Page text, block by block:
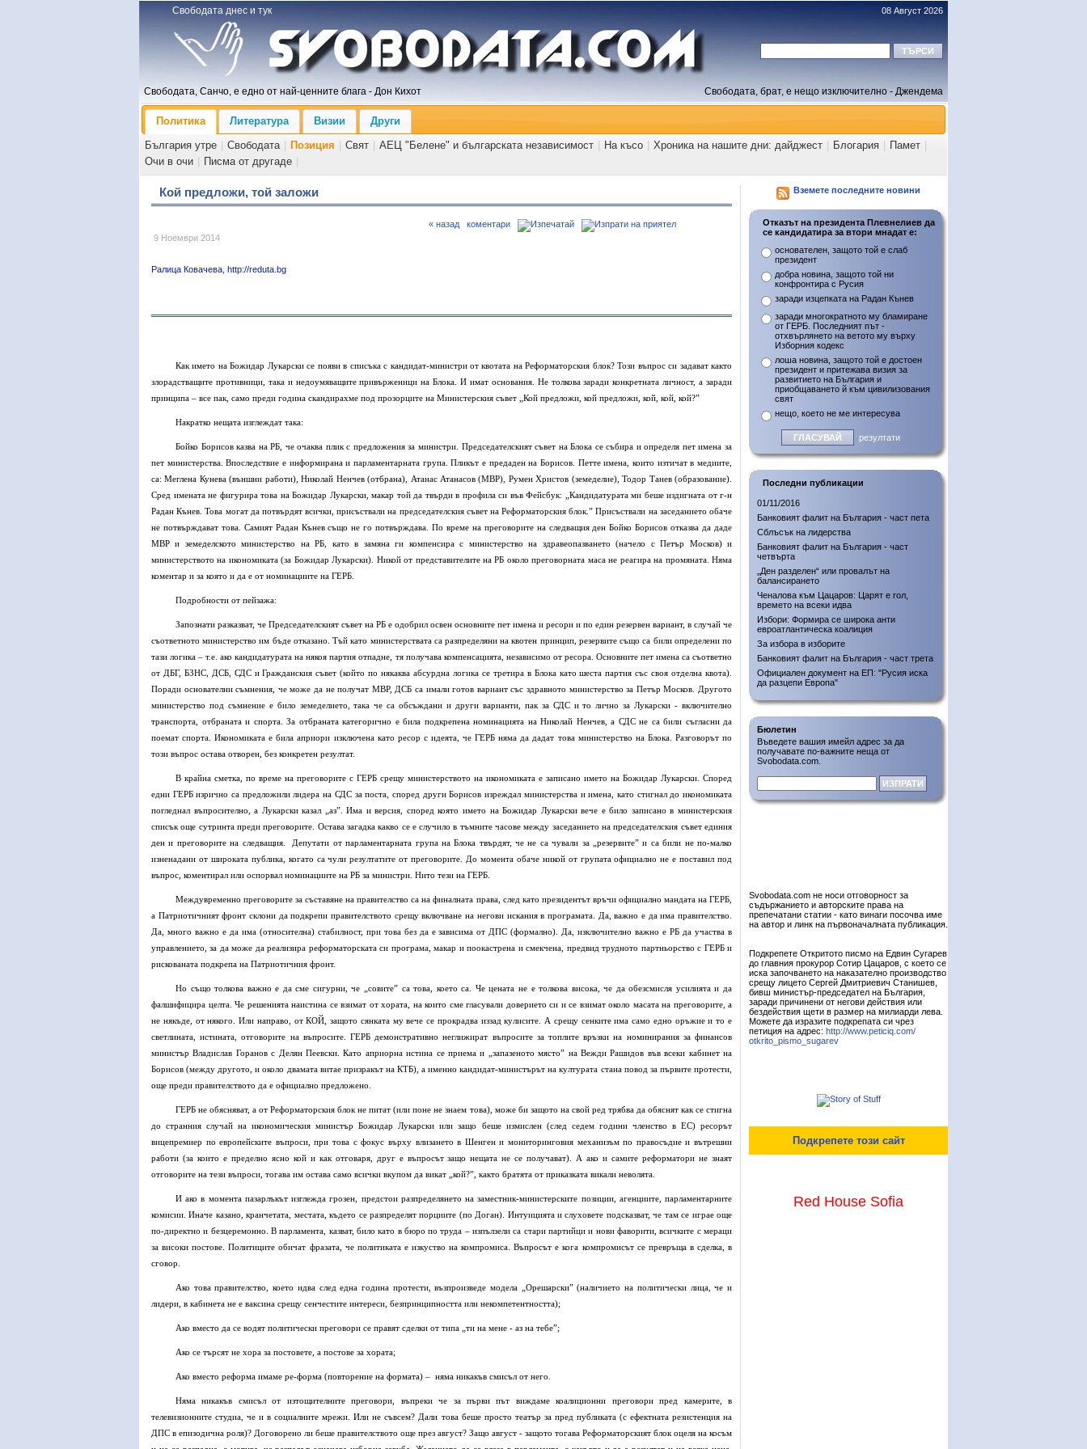
Свободата днес и тук 08 Август 2026
Свободата, Санчо, е едно от най-ценните блага - Дон Кихот Свободата, брат, е нещо изключително - Джендема
Политика Литература Визии
Други
България утре
Свободата Позиция Свят АЕЦ "Белене" и българската независимост На късо Хроника на нашите дни: дайджест Блогария Памет
Очи в очи
Писма от другаде
Кой предложи, той заложи
9 Ноември 2014
« назад коментари
Ралица Ковачева, http://reduta.bg
Как името на Божидар Лукарски се появи в списъка с кандидат-министри от квотата на Реформаторския блок? Този въпрос си задават както
злорадстващите противници, така и недоумяващите привърженици на Блока. И имат основания. Не толкова заради конкретната личност, а заради
принципа – все пак, само преди година скандирахме под прозорците на Министерския съвет „Кой предложи, кой предложи, кой, кой, кой?”
Накратко нещата изглеждат така:
Бойко Борисов казва на РБ, че очаква плик с предложения за министри. Председателският съвет на Блока се събира и определя пет имена за
пет министерства. Впоследствие е информирана и парламентарната група. Пликът е предаден на Борисов. Петте имена, които изтичат в медиите,
са: Меглена Кунева (външни работи), Николай Ненчев (отбрана), Атанас Атанасов (МВР), Румен Христов (земеделие), Тодор Танев (образование).
Сред имената не фигурира това на Божидар Лукарски, макар той да твърди в профила си във Фейсбук: „Кандидатурата ми беше издигната от г-н
Радан Кънев. Това могат да потвърдят всички, присъствали на председателския съвет на Реформаторския блок.” Присъствали на заседанието обаче
не потвърждават това. Самият Радан Кънев също не го потвърждава. По време на преговорите на следващия ден Бойко Борисов отказва да даде
МВР и земеделското министерство на РБ, като в замяна ги компенсира с министерство на здравеопазването (начело с Петър Москов) и
министерството на икономиката (за Божидар Лукарски). Никой от представителите на РБ около преговорната маса не реагира на промяната. Няма
коментар и за която и да е от номинациите на ГЕРБ.
Подробности от пейзажа:
Запознати разказват, че Председателският съвет на РБ е одобрил освен основните пет имена и ресори и по един резервен вариант, в случай че
съответното министерство им бъде отказано. Тъй като министерствата са разпределяни на квотен принцип, резервите също са били определени по
тази логика – т.е. ако кандидатурата на някоя партия отпадне, тя получава компенсацията, независимо от ресора. Основните пет имена са съответно
от ДБГ, БЗНС, ДСБ, СДС и Гражданския съвет (който по някаква абсурдна логика се третира в Блока като шеста партия със своя отделна квота).
Поради основателни съмнения, че може да не получат МВР, ДСБ са имали готов вариант със здравното министерство за Петър Москов. Другото
министерство под съмнение е било земеделието, така че са обсъждани и други варианти, пак за СДС и то лично за Лукарски - включително
транспорта, отбраната и спорта. За отбраната категорично е била подкрепена номинацията на Николай Ненчев, а СДС не са били съгласни да
поемат спорта. Икономиката е била априори изключена като ресор с идеята, че ГЕРБ няма да дадат това министерство на Блока. Разговорът по
този въпрос остава отворен, без конкретен резултат.
В крайна сметка, по време на преговорите с ГЕРБ срещу министерството на икономиката е записано името на Божидар Лукарски. Според
едни ГЕРБ изрично са предложили лидера на СДС за поста, според други Борисов изреждал министерства и имена, като стигнал до икономиката
погледнал въпросително, а Лукарски казал „аз”. Има и версия, според която името на Божидар Лукарски вече е било записано в министерския
списък още сутринта преди преговорите. Остава загадка какво се е случило в тъмните часове между заседанието на председателския съвет единия
ден и преговорите на следващия. Депутати от парламентарната група на Блока твърдят, че не са чували за „резервите” и са били не по-малко
изненадани от широката публика, когато са чули резултатите от преговорите. До момента обаче никой от групата официално не е поставил под
въпрос, коментирал или оспорвал номинациите на РБ за министри. Нито тези на ГЕРБ.
Междувременно преговорите за съставяне на правителство са на финалната права, след като президентът връчи официално мандата на ГЕРБ,
а Патриотичният фронт склони да подкрепи правителството срещу включване на негови искания в програмата. Да, важно е да има правителство.
Да, много важно е да има (относителна) стабилност, при това без да е зависима от ДПС (формално). Да, изключително важно е РБ да участва в
управлението, за да може да реализира реформаторската си програма, макар и поокастрена и смекчена, предвид трудното партньорство с ГЕРБ и
рискованата подкрепа на Патриотичния фронт.
Но също толкова важно е да сме сигурни, че „совите” са това, което са. Че цената не е толкова висока, че да обезсмисля усилията и да
фалшифицира целта. Че решенията наистина се взимат от хората, на които сме гласували доверието си и се взимат около масата на преговорите, а
не някъде, от някого. Или направо, от КОЙ, защото сянката му вече се прокрадва иззад кулисите. А срещу сенките има само едно оръжие и то е
светлината, истината, отговорите на въпросите. ГЕРБ демонстративно неглижират въпросите за топлите връзки на номинирания за финансов
министър Владислав Горанов с Делян Пеевски. Като априорна истина се приема и „запазеното място” на Вежди Рашидов във всеки кабинет на
Борисов (между другото, и около двамата витае призракът на КТБ), а именно кандидат-министърът на културата стана повод за първите протести,
още преди правителството да е официално предложено.
ГЕРБ не обясняват, а от Реформаторския блок не питат (или поне не знаем това), може би защото на свой ред трябва да обяснят как се стигна
до странния случай на икономическия министър Божидар Лукарски или защо беше измислен (след седем години членство в ЕС) ресорът
вицепремиер по европейските въпроси, при това с фокус върху влизането в Шенген и мониторинговия механизъм по правосъдие и вътрешни
работи (за които е пределно ясно кой и как отговаря, друг е въпросът защо нещата не се получават). А ако и самите реформатори не знаят
отговорите на тези въпроси, тогава им остава само всички вкупом да викат „кой?”, както братята от приказката викали неволята.
И ако в момента пазарлъкът изглежда грозен, предстои разпределянето на заместник-министерските позиции, агенциите, парламентарните
комисии. Иначе казано, кранчетата, местата, където се разпределят порциите (по Доган). Интуицията и слуховете подсказват, че там се играе още
по-директно и безцеремонно. В парламента, казват, било като в бюро по труда – изпълзели са стари партийци и нови фаворити, всичките с мераци
за високи постове. Политиците обичат фразата, че политиката е изкуство на компромиса. Въпросът е кога компромисът се превръща в сделка, в
сговор.
Ако това правителство, което идва след една година протести, възпроизведе модела „Орешарски” (наличието на политически лица, че и
лидери, в кабинета не е ваксина срещу сенчестите интереси, безпринципността или некомпетентността);
Ако вместо да се водят политически преговори се правят сделки от типа „ти на мене - аз на тебе”;
Ако се търсят не хора за постовете, а постове за хората;
Ако вместо реформа имаме ре-форма (повторение на формата) – няма никакъв смисъл от него.
Няма никакъв смисъл от изтощителните преговори, въпреки че за първи път виждаме коалиционни преговори пред камерите, в
телевизионните студиа, че и в социалните мрежи. Или не съвсем? Дали това беше просто театър за пред публиката (с ефектната резистенция на
ДПС в епизодична роля)? Договорено ли беше правителството още през август? Защо август - защото тогава Реформаторският блок оцеля на косъм
Вземете последните новини
Отказът на президента Плевнелиев да
се кандидатира за втори мнадат е:
основателен, защото той е слаб
президент
добра новина, защото той ни
конфронтира с Русия
заради изцепката на Радан Кънев
заради многократното му бламиране
от ГЕРБ. Последният път -
отхвърлянето на ветото му върху
Изборния кодекс
лоша новина, защото той е достоен
президент и притежава визия за
развитието на България и
приобщаването й към цивилизования
свят
нещо, което не ме интересува
резултати
Последни публикации
01/11/2016
Банковият фалит на България - част пета
Сблъсък на лидерства
Банковият фалит на България - част
четвърта
„Ден разделен“ или провалът на
балансирането
Ченалова към Цацаров: Царят е гол,
времето на всеки идва
Избори: Формира се широка анти
евроатлантическа коалиция
За избора в изборите
Банковият фалит на България - част трета
Официален документ на ЕП: "Русия иска
да разцепи Европа"
Бюлетин
Въведете вашия имейл адрес за да
получавате по-важните неща от
Svobodata.com.
Svobodata.com не носи отговорност за
съдържанието и авторските права на
препечатани статии - като винаги посочва име
на автор и линк на първоначалната публикация.
Подкрепете Откритото писмо на Едвин Сугарев
до главния прокурор Сотир Цацаров, с което се
иска започването на наказателно производство
срещу лицето Сергей Дмитриевич Станишев,
бивш министър-председател на България,
заради причинени от негови действия или
бездействия щети в размер на милиарди лева.
Можете да изразите подкрепата си чрез
петиция на адрес: http://www.peticiq.com/
otkrito_pismo_sugarev
Подкрепете този сайт
Red House Sofia